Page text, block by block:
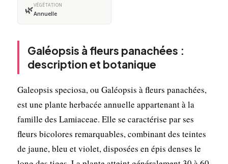
🌿VÉGÉTATION
Annuelle
Galéopsis à fleurs panachées :
description et botanique
Galeopsis speciosa, ou Galéopsis à fleurs panachées,
est une plante herbacée annuelle appartenant à la
famille des Lamiaceae. Elle se caractérise par ses
fleurs bicolores remarquables, combinant des teintes
de jaune, bleu et violet, disposées en épis denses le